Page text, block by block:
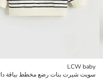
LCW baby
سويت شيرت بنات رضع مخطط بياقة